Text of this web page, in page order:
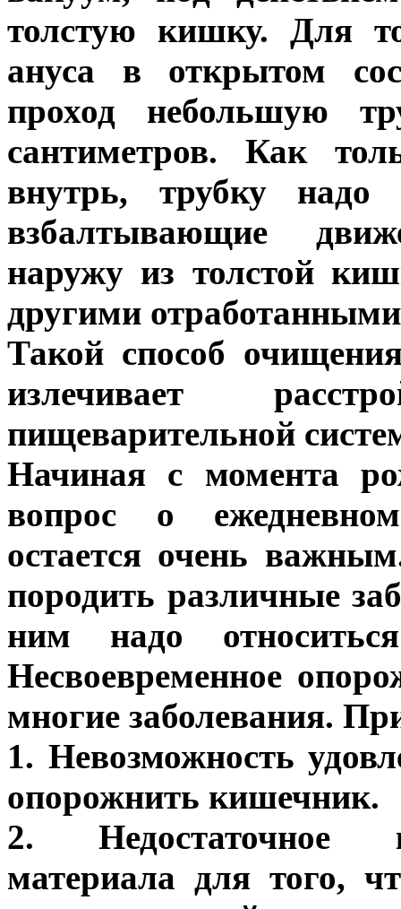
толстую кишку. Для
ануса в открытом
проход небольшую
сантиметров. Как
внутрь, трубку
взбалтывающие
наружу из толстой
другими
Такой способ
излечивает
пищеварительной
Начиная с момента
вопрос о
остается очень
породить различные
ним надо
Несвоевременное
многие заболевания.
1. Невозможность
опорожнить кишечник.
2. Недостаточное
материала для того,